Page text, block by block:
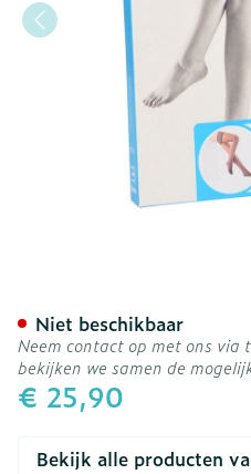
€ 25,90
Niet beschikbaar
Neem contact op met ons via
bekijken we samen de
Bekijk alle producten